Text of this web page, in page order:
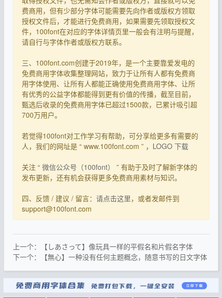
费商用，但有少部分字体可能需要先向作者或版权方领取
授权文件后，才能进行免费商用，如果需要先领取授权文
件，100font在对应的字体详情页里一般会有注明与提醒，
请自行与字体作者或版权方联系。
三、100font.com创建于2019年，是一个主要靠爱发电的
免费商用字体收集整理网站，致力于让所有人都有免费商
用字体使用、让所有人都能正确使用免费商用字体、让所
有优秀的公益字体都能得到更有价值的传播，截至目前，
甄选后收录的免费商用字体已超过1500款，已累计吸引超
700万用户。
若觉得100font对工作学习有帮助，可分享给更多有需要的
人，我们的网址是 “ www.100font.com ” ， LOGO 下载
关注 “ 微信公众号（100font）
” 有助于及时了解新字体的
发布更新，还有机会获得更多免费商用素材与知识。
四、反馈 / 建议 / 留言： 请点击这里，或者发邮件到
support@100font.com
上一个：【しあさって】像玩具一样的平假名和片假名字体
下一个：【無心】一种没有任何主题概念，随意书写的日文字体